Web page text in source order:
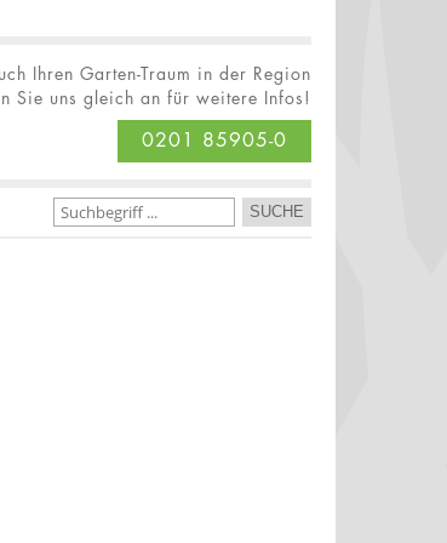
Ihren Garten-Traum in der Region
Sie uns gleich an für weitere Infos!
0201 85905-0